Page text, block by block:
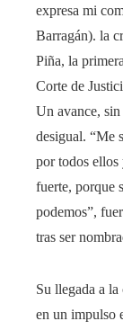
expresa mi
Barragán). la
Piña, la
Corte de
Un avance,
desigual. “Me
por todos
fuerte, porque
podemos”,
tras ser
Su llegada a
en un impulso